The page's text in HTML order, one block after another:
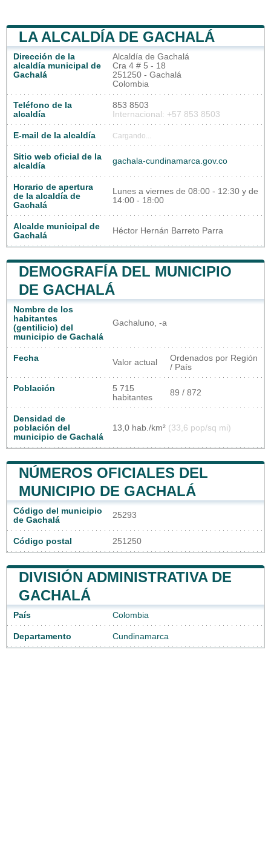
LA ALCALDÍA DE GACHALÁ
Dirección de la
alcaldía municipal de
Gachalá
Alcaldía de Gachalá
Cra 4 # 5 - 18
251250 - Gachalá
Colombia
Teléfono de la
alcaldía
853 8503
Internacional: +57 853 8503
E-mail de la alcaldía Cargando...
Sitio web oficial de la
alcaldía
gachala-cundinamarca.gov.co
Horario de apertura
de la alcaldía de
Gachalá
Lunes a viernes de 08:00 - 12:30 y de
14:00 - 18:00
Alcalde municipal de
Gachalá
Héctor Hernán Barreto Parra
DEMOGRAFÍA DEL MUNICIPIO
DE GACHALÁ
Nombre de los
habitantes
(gentilicio) del
municipio de Gachalá
Gachaluno, -a
Fecha Valor actual
Ordenados por Región
/ País
Población
5 715
habitantes
89 / 872
Densidad de
población del
municipio de Gachalá
13,0 hab./km² (33,6 pop/sq mi)
NÚMEROS OFICIALES DEL
MUNICIPIO DE GACHALÁ
Código del municipio
de Gachalá
25293
Código postal 251250
DIVISIÓN ADMINISTRATIVA DE
GACHALÁ
País Colombia
Departamento Cundinamarca